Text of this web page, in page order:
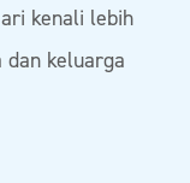
kenali lebih
dan keluarga